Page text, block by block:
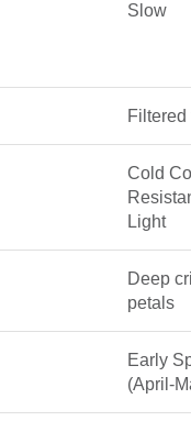
Slow
Cold
Light
Deep
petals
Early
(April-